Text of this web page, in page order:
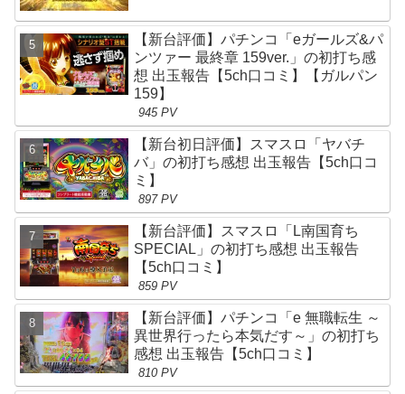
【新台評価】パチンコ「eガールズ&パ
ンツァー 最終章 159ver.」の初打ち感
想 出玉報告【5ch口コミ】【ガルパン
159】
945 PV
【新台初日評価】スマスロ「ヤバチ
バ」の初打ち感想 出玉報告【5ch口コ
ミ】
897 PV
【新台評価】スマスロ「L南国育ち
SPECIAL」の初打ち感想 出玉報告
【5ch口コミ】
859 PV
【新台評価】パチンコ「e 無職転生 ～
異世界行ったら本気だす～」の初打ち
感想 出玉報告【5ch口コミ】
810 PV